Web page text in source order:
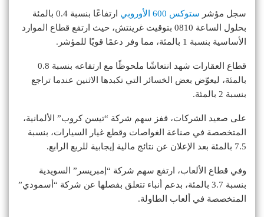
سجل مؤشر ستوكس 600 الأوروبي
ارتفاعًا بنسبة 0.4 بالمئة
بحلول الساعة 0810 بتوقيت غرينتش، حيث ارتفع قطاع الموارد
الأساسية بنسبة 1 بالمئة، مما وفر دعمًا قويًا للمؤشر.
قطاع العقارات شهد انتعاشًا ملحوظًا مع ارتفاعه بنسبة 0.8
بالمئة، ليعوّض بعض الخسائر التي تكبدها الاثنين عندما تراجع
بنسبة 2 بالمئة.
على صعيد الشركات، قفز سهم شركة “تيسن كروب” الألمانية،
المتخصصة في صناعة الغواصات وقطع غيار السيارات، بنسبة
7.5 بالمئة بعد الإعلان عن نتائج مالية إيجابية للربع الرابع.
وفي قطاع الألعاب، ارتفع سهم شركة “إمبريسر” السويدية
بنسبة 3.7 بالمئة، بدعم أنباء تتعلق بفصلها عن شركة “أسمودي”
المتخصصة في ألعاب الطاولة.